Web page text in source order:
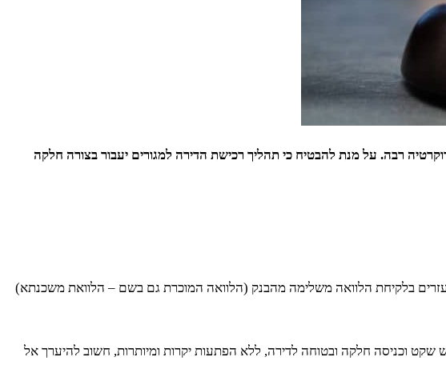
רבה. על מנת להבטיח כי תהליך רכישת הדירה למגורים יעבור בצורה חלקה
בלקיחת הלוואה משלימה מהבנק (הלוואה המוכרת גם בשם – הלוואת משכנתא)
וכניסה חלקה ובטוחה לדירה, ללא הפתעות יקרות ומיותרות, חשוב להיערך אל